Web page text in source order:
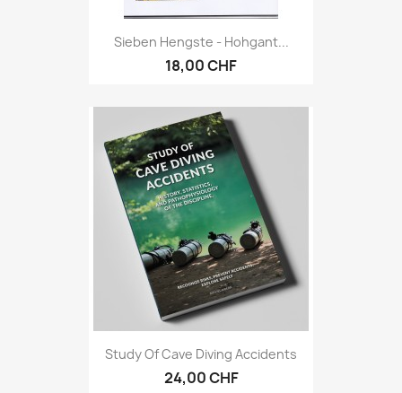
Sieben Hengste - Hohgant...
18,00 CHF
Study Of Cave Diving Accidents
24,00 CHF